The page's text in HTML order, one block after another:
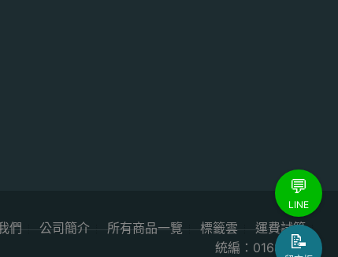
們 公司簡介 所有商品一覽 標籤雲
運費試算
統編：01687984
💬
LINE
📝